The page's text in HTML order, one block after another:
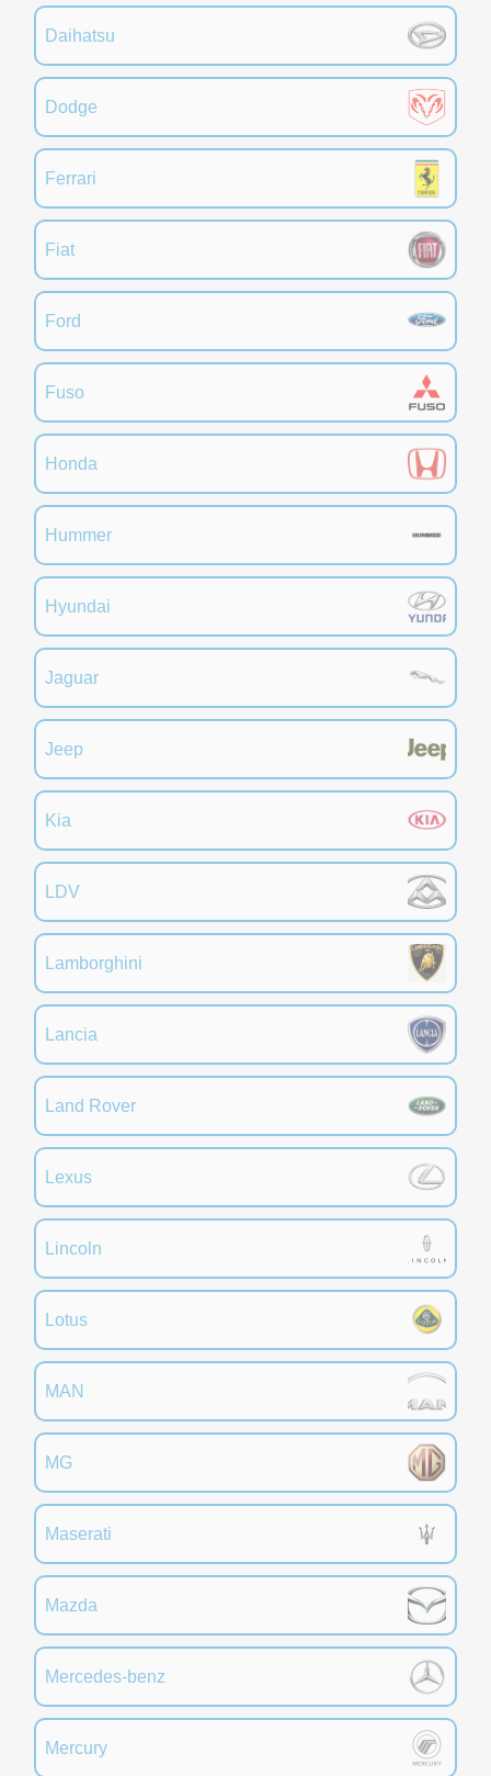
Daihatsu
Dodge
Ferrari
Fiat
Ford
Fuso
Honda
Hummer
Hyundai
Jaguar
Jeep
Kia
LDV
Lamborghini
Lancia
Land Rover
Lexus
Lincoln
Lotus
MAN
MG
Maserati
Mazda
Mercedes-benz
Mercury